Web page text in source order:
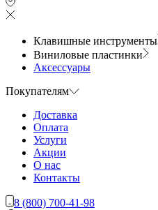
Клавишные инструменты
Виниловые пластинки
Аксессуары
Покупателям
Доставка
Оплата
Услуги
Акции
О нас
Контакты
8 (800) 700-41-98